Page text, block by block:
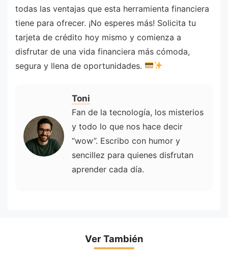
todas las ventajas que esta herramienta financiera
tiene para ofrecer. ¡No esperes más! Solicita tu
tarjeta de crédito hoy mismo y comienza a
disfrutar de una vida financiera más cómoda,
segura y llena de oportunidades.
Toni
Fan de la tecnología, los misterios
y todo lo que nos hace decir
“wow”. Escribo con humor y
sencillez para quienes disfrutan
aprender cada día.
Ver También